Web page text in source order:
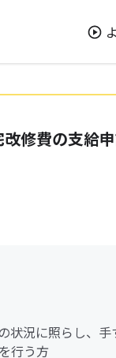
改修費の支給
状況に照らし、手
行う方